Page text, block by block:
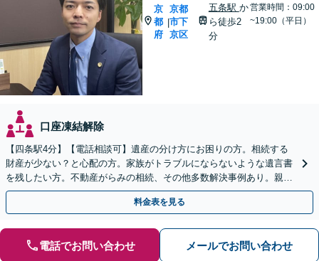
京
都
府
|
京都
市下
京区
五条駅 か
ら徒歩2
分
営業時間：09:00
~19:00（平日）
口座凍結解除
【四条駅4分】【電話相談可】遺産の分け方にお困りの方。相続する
財産が少ない？と心配の方。家族がトラブルにならないような遺言書
を残したい方。不動産がらみの相続、その他多数解決事例あり。親身
に対応します【夜間・休日面談】【初回相談無料】
料金表を見る
電話でお問い合わせ メールでお問い合わせ